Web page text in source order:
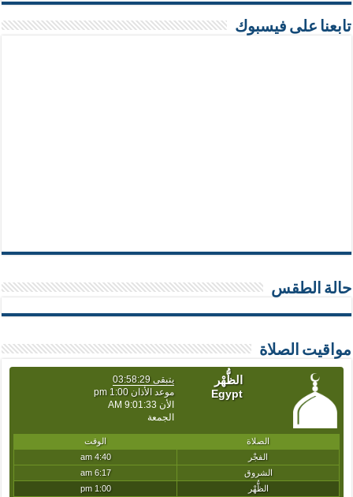
تابعنا على فيسبوك
حالة الطقس
مواقيت الصلاة